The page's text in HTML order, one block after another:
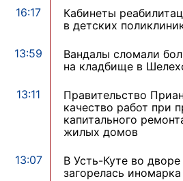
16:17
Кабинеты
в детских
13:59
Вандалы сломали
на кладбище в
13:11
Правительство
качество работ при
капитального
жилых домов
13:07
В Усть-Куте во
загорелась иномарка